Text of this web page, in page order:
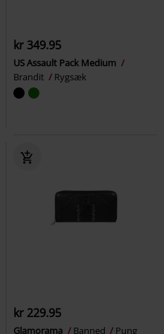
kr 349.95
US Assault Pack Medium
Brandit
Rygsæk
kr 229.95
Glamorama Banned Pung